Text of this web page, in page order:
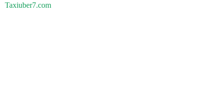
Taxiuber7.com